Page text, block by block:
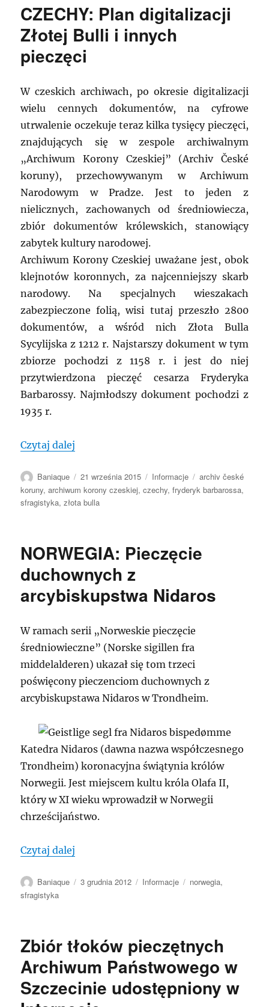
CZECHY: Plan digitalizacji
Złotej Bulli i innych
pieczęci
W czeskich archiwach, po okresie digitalizacji
wielu cennych dokumentów, na cyfrowe
utrwalenie oczekuje teraz kilka tysięcy pieczęci,
znajdujących się w zespole archiwalnym
„Archiwum Korony Czeskiej” (Archiv České
koruny), przechowywanym w Archiwum
Narodowym w Pradze. Jest to jeden z
nielicznych, zachowanych od średniowiecza,
zbiór dokumentów królewskich, stanowiący
zabytek kultury narodowej.
Archiwum Korony Czeskiej uważane jest, obok
klejnotów koronnych, za najcenniejszy skarb
narodowy. Na specjalnych wieszakach
zabezpieczone folią, wisi tutaj przeszło 2800
dokumentów, a wśród nich Złota Bulla
Sycylijska z 1212 r. Najstarszy dokument w tym
zbiorze pochodzi z 1158 r. i jest do niej
przytwierdzona pieczęć cesarza Fryderyka
Barbarossy. Najmłodszy dokument pochodzi z
1935 r.
Czytaj dalej
Autor
Baniaque
Data
publikacji
21 września 2015 Kategorie
Informacje Tagi
archiv české
koruny,archiwum korony czeskiej,czechy,fryderyk barbarossa,
sfragistyka,złota bulla
NORWEGIA: Pieczęcie
duchownych z
arcybiskupstwa Nidaros
W ramach serii „Norweskie pieczęcie
średniowieczne” (Norske sigillen fra
middelalderen) ukazał się tom trzeci
poświęcony pieczenciom duchownych z
arcybiskupstawa Nidaros w Trondheim.
Katedra Nidaros (dawna nazwa współczesnego
Trondheim) koronacyjna świątynia królów
Norwegii. Jest miejscem kultu króla Olafa II,
który w XI wieku wprowadził w Norwegii
chrześcijaństwo.
Czytaj dalej
Autor
Baniaque
Data
3 grudnia 2012 Kategorie
Informacje Tagi
norwegia,
sfragistyka
Zbiór tłoków pieczętnych
Archiwum Państwowego w
Szczecinie udostępniony w